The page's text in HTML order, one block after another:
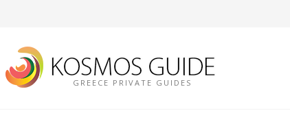
GREECE PRIVATE GUIDES